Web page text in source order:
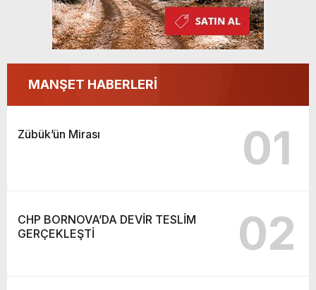
MANŞET HABERLERİ
Zübük’ün Mirası 01
CHP BORNOVA’DA DEVİR TESLİM
GERÇEKLEŞTİ
02